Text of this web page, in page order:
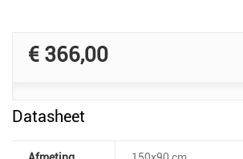
€ 366,00
Datasheet